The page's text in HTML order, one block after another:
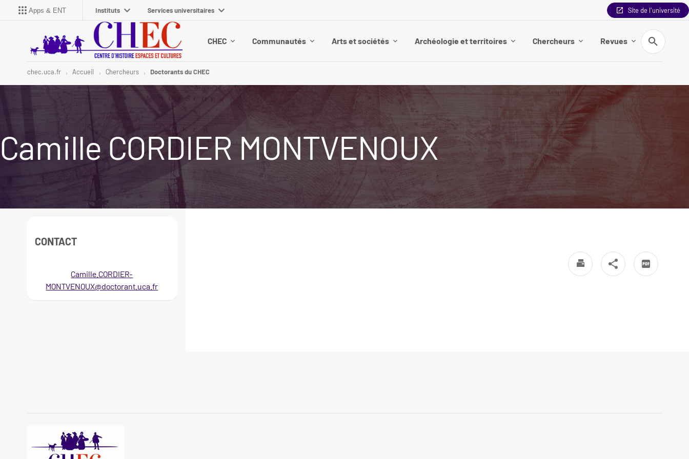
Apps & ENT Instituts Services universitaires Site de l'université
CHEC Communautés Arts et sociétés Archéologie et territoires Chercheurs Revues
Recherche
chec.uca.fr Accueil Chercheurs Doctorants du CHEC
Camille CORDIER MONTVENOUX
CONTACT
Camille.CORDIER-
MONTVENOUX@doctorant.uca.fr